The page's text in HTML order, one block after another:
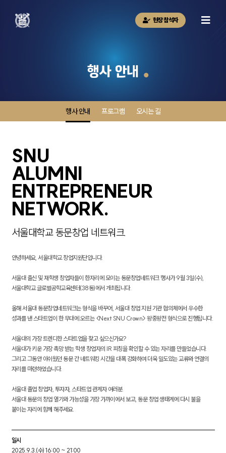
현장 참석자
행사 안내
행사 안내 프로그램 오시는 길
SNU
ALUMNI
ENTREPRENEUR
NETWORK.
서울대학교 동문창업 네트워크.
안녕하세요, 서울대학교 창업지원단입니다.
서울대 출신 및 재학생 창업자들이 한자리에 모이는 동문창업네트워크 행사가 9월 3일(수),
서울대학교 글로벌공학교육센터(38동)에서 개최됩니다.
올해 서울대 동문창업네트워크는 형식을 바꾸어, 서울대 창업 지원 기관 협의체에서 우수한
성과를 낸 스타트업이 한 무대에 오르는 <Next SNU Crown> 왕중왕전 형식으로 진행됩니다.
서울대의 가장 트렌디한 스타트업을 찾고 싶으신가요?
서울대가 키운 가장 촉망 받는 학생 창업자의 IR 피칭을 확인할 수 있는 자리를 만들었습니다.
그리고 그동안 아쉬웠던 동문 간 네트워킹 시간을 대폭 강화하여 더욱 밀도있는 교류와 연결의
자리를 마련하였습니다.
서울대 졸업 창업자, 투자자, 스타트업 관계자 여러분.
서울대 동문의 창업 열기와 가능성을 가장 가까이에서 보고, 동문 창업 생태계에 다시 불을
붙이는 자리에 함께 해주세요.
일시
2025.9.3.(수) 16:00 ~ 21:00